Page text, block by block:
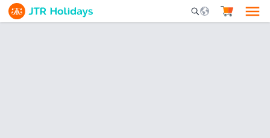
Mobile Search